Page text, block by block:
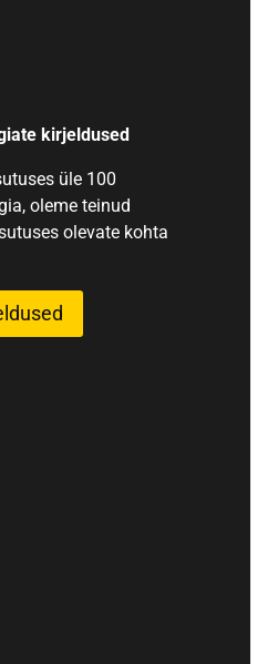
kirjeldused
üle 100
oleme teinud
olevate kohta